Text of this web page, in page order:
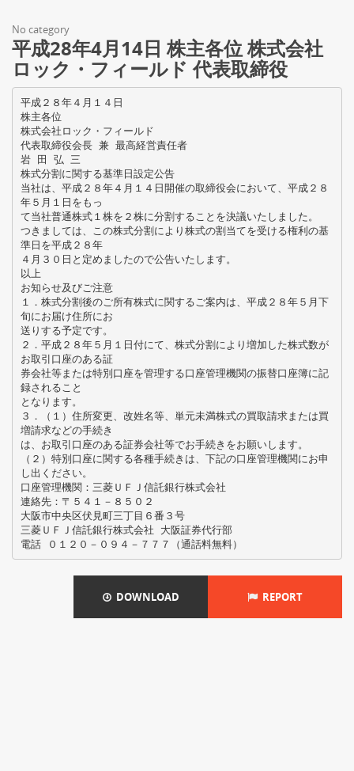
No category
平成28年4月14日 株主各位 株式会社
ロック・フィールド 代表取締役
平成２８年４月１４日
株主各位
株式会社ロック・フィールド
代表取締役会長 兼 最高経営責任者
岩 田 弘 三
株式分割に関する基準日設定公告
当社は、平成２８年４月１４日開催の取締役会において、平成２８
年５月１日をもっ
て当社普通株式１株を２株に分割することを決議いたしました。
つきましては、この株式分割により株式の割当てを受ける権利の基
準日を平成２８年
４月３０日と定めましたので公告いたします。
以上
お知らせ及びご注意
１．株式分割後のご所有株式に関するご案内は、平成２８年５月下
旬にお届け住所にお
送りする予定です。
２．平成２８年５月１日付にて、株式分割により増加した株式数が
お取引口座のある証
券会社等または特別口座を管理する口座管理機関の振替口座簿に記
録されること
となります。
３．（１）住所変更、改姓名等、単元未満株式の買取請求または買
増請求などの手続き
は、お取引口座のある証券会社等でお手続きをお願いします。
（２）特別口座に関する各種手続きは、下記の口座管理機関にお申
し出ください。
口座管理機関：三菱ＵＦＪ信託銀行株式会社
連絡先：〒５４１－８５０２
大阪市中央区伏見町三丁目６番３号
三菱ＵＦＪ信託銀行株式会社 大阪証券代行部
DOWNLOAD REPORT